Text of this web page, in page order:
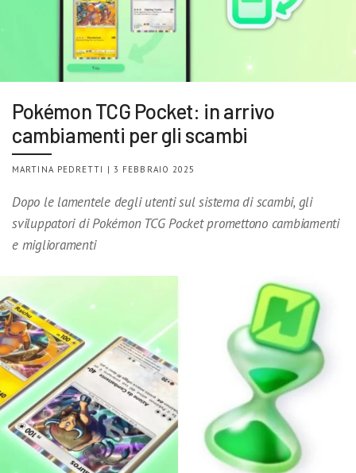
Pokémon TCG Pocket: in arrivo
cambiamenti per gli scambi
MARTINA PEDRETTI | 3 FEBBRAIO 2025
Dopo le lamentele degli utenti sul sistema di scambi, gli
sviluppatori di Pokémon TCG Pocket promettono cambiamenti
e miglioramenti